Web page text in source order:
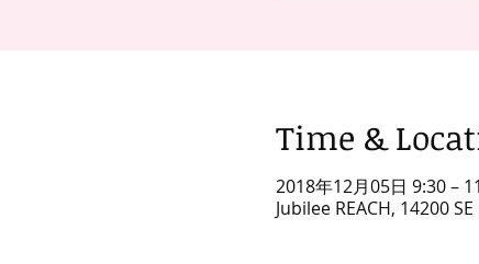
Time &
2018年12月05日 9:30 –
Jubilee REACH, 14200